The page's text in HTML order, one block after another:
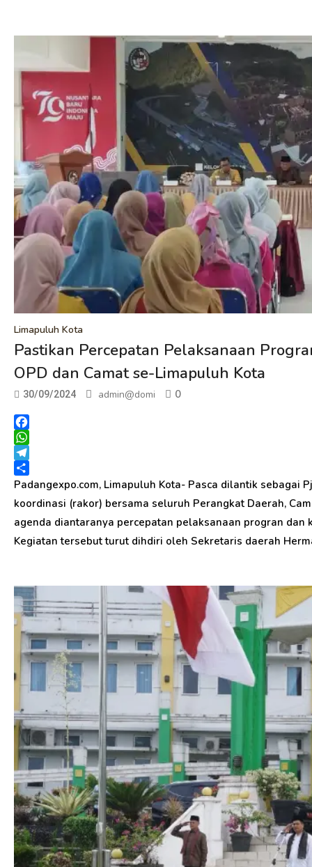
Limapuluh Kota
Pastikan Percepatan Pelaksanaan
OPD dan Camat se-Limapuluh Kota
30/09/2024 admin@domi 0
Facebook
WhatsApp
Telegram
Share
Padangexpo.com, Limapuluh Kota- Pasca dilantik sebagai
koordinasi (rakor) bersama seluruh Perangkat Daerah,
agenda diantaranya percepatan pelaksanaan progran
Kegiatan tersebut turut dihdiri oleh Sekretaris daerah